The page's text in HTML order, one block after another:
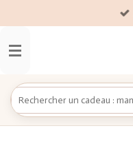
au
contenu
principal